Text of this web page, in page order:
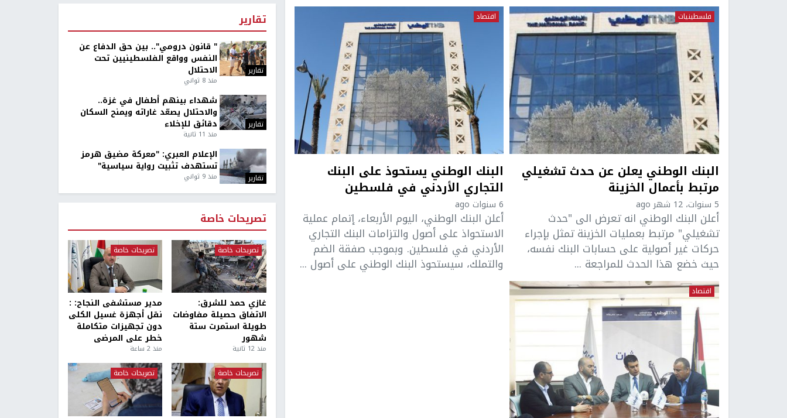
فلسطينيات
البنك الوطني يعلن عن حدث تشغيلي
مرتبط بأعمال الخزينة
5 سنوات، 12 شهر ago
أعلن البنك الوطني انه تعرض الى "حدث
تشغيلي" مرتبط بعمليات الخزينة تمثل بإجراء
حركات غير أصولية على حسابات البنك نفسه،
حيث خضع هذا الحدث للمراجعة ...
اقتصاد
البنك الوطني يستحوذ على البنك
التجاري الأردني في فلسطين
6 سنوات ago
أعلن البنك الوطني، اليوم الأربعاء، إتمام عملية
الاستحواذ على أصول والتزامات البنك التجاري
الأردني في فلسطين. وبموجب صفقة الضم
والتملك، سيستحوذ البنك الوطني على أصول ...
اقتصاد
تقارير
تقارير
" قانون درومي".. بين حق الدفاع عن
النفس وواقع الفلسطينيين تحت
الاحتلال
منذ 8 ثواني
تقارير
شهداء بينهم أطفال في غزة..
والاحتلال يصعّد غاراته ويمنح السكان
دقائق للإخلاء
منذ 11 ثانية
تقارير
الإعلام العبري: "معركة مضيق هرمز
تستهدف تثبيت رواية سياسية"
منذ 9 ثواني
تصريحات خاصة
تصريحات خاصة
غازي حمد للشرق:
الاتفاق حصيلة مفاوضات
طويلة استمرت ستة
شهور
منذ 12 ثانية
تصريحات خاصة
مدير مستشفى النجاح: :
نقل أجهزة غسيل الكلى
دون تجهيزات متكاملة
خطر على المرضى
منذ 2 ساعة
تصريحات خاصة تصريحات خاصة